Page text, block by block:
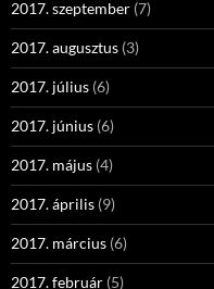
2017. szeptember (7)
2017. augusztus (3)
2017. július (6)
2017. június (6)
2017. május (4)
2017. április (9)
2017. március (6)
2017. február (5)